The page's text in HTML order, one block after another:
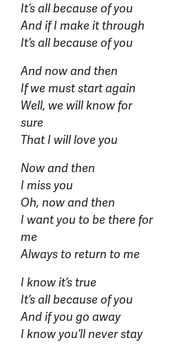
It’s all because of you
And if I make it through
It’s all because of you
And now and then
If we must start again
Well, we will know for
sure
That I will love you
Now and then
I miss you
Oh, now and then
I want you to be there for
me
Always to return to me
I know it’s true
It’s all because of you
And if you go away
I know you’ll never stay